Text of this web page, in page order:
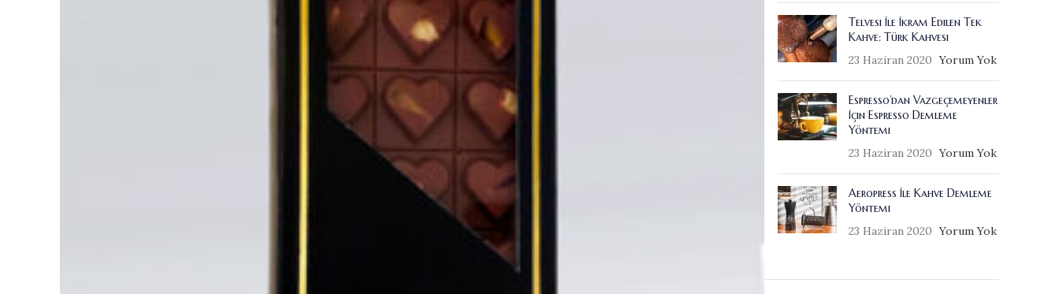
Telvesi İle İkram Edilen Tek
Kahve: Türk Kahvesi
23 Haziran 2020 Yorum Yok
Espresso’dan Vazgeçemeyenler
İçin Espresso Demleme
Yöntemi
23 Haziran 2020 Yorum Yok
Aeropress İle Kahve Demleme
Yöntemi
23 Haziran 2020 Yorum Yok